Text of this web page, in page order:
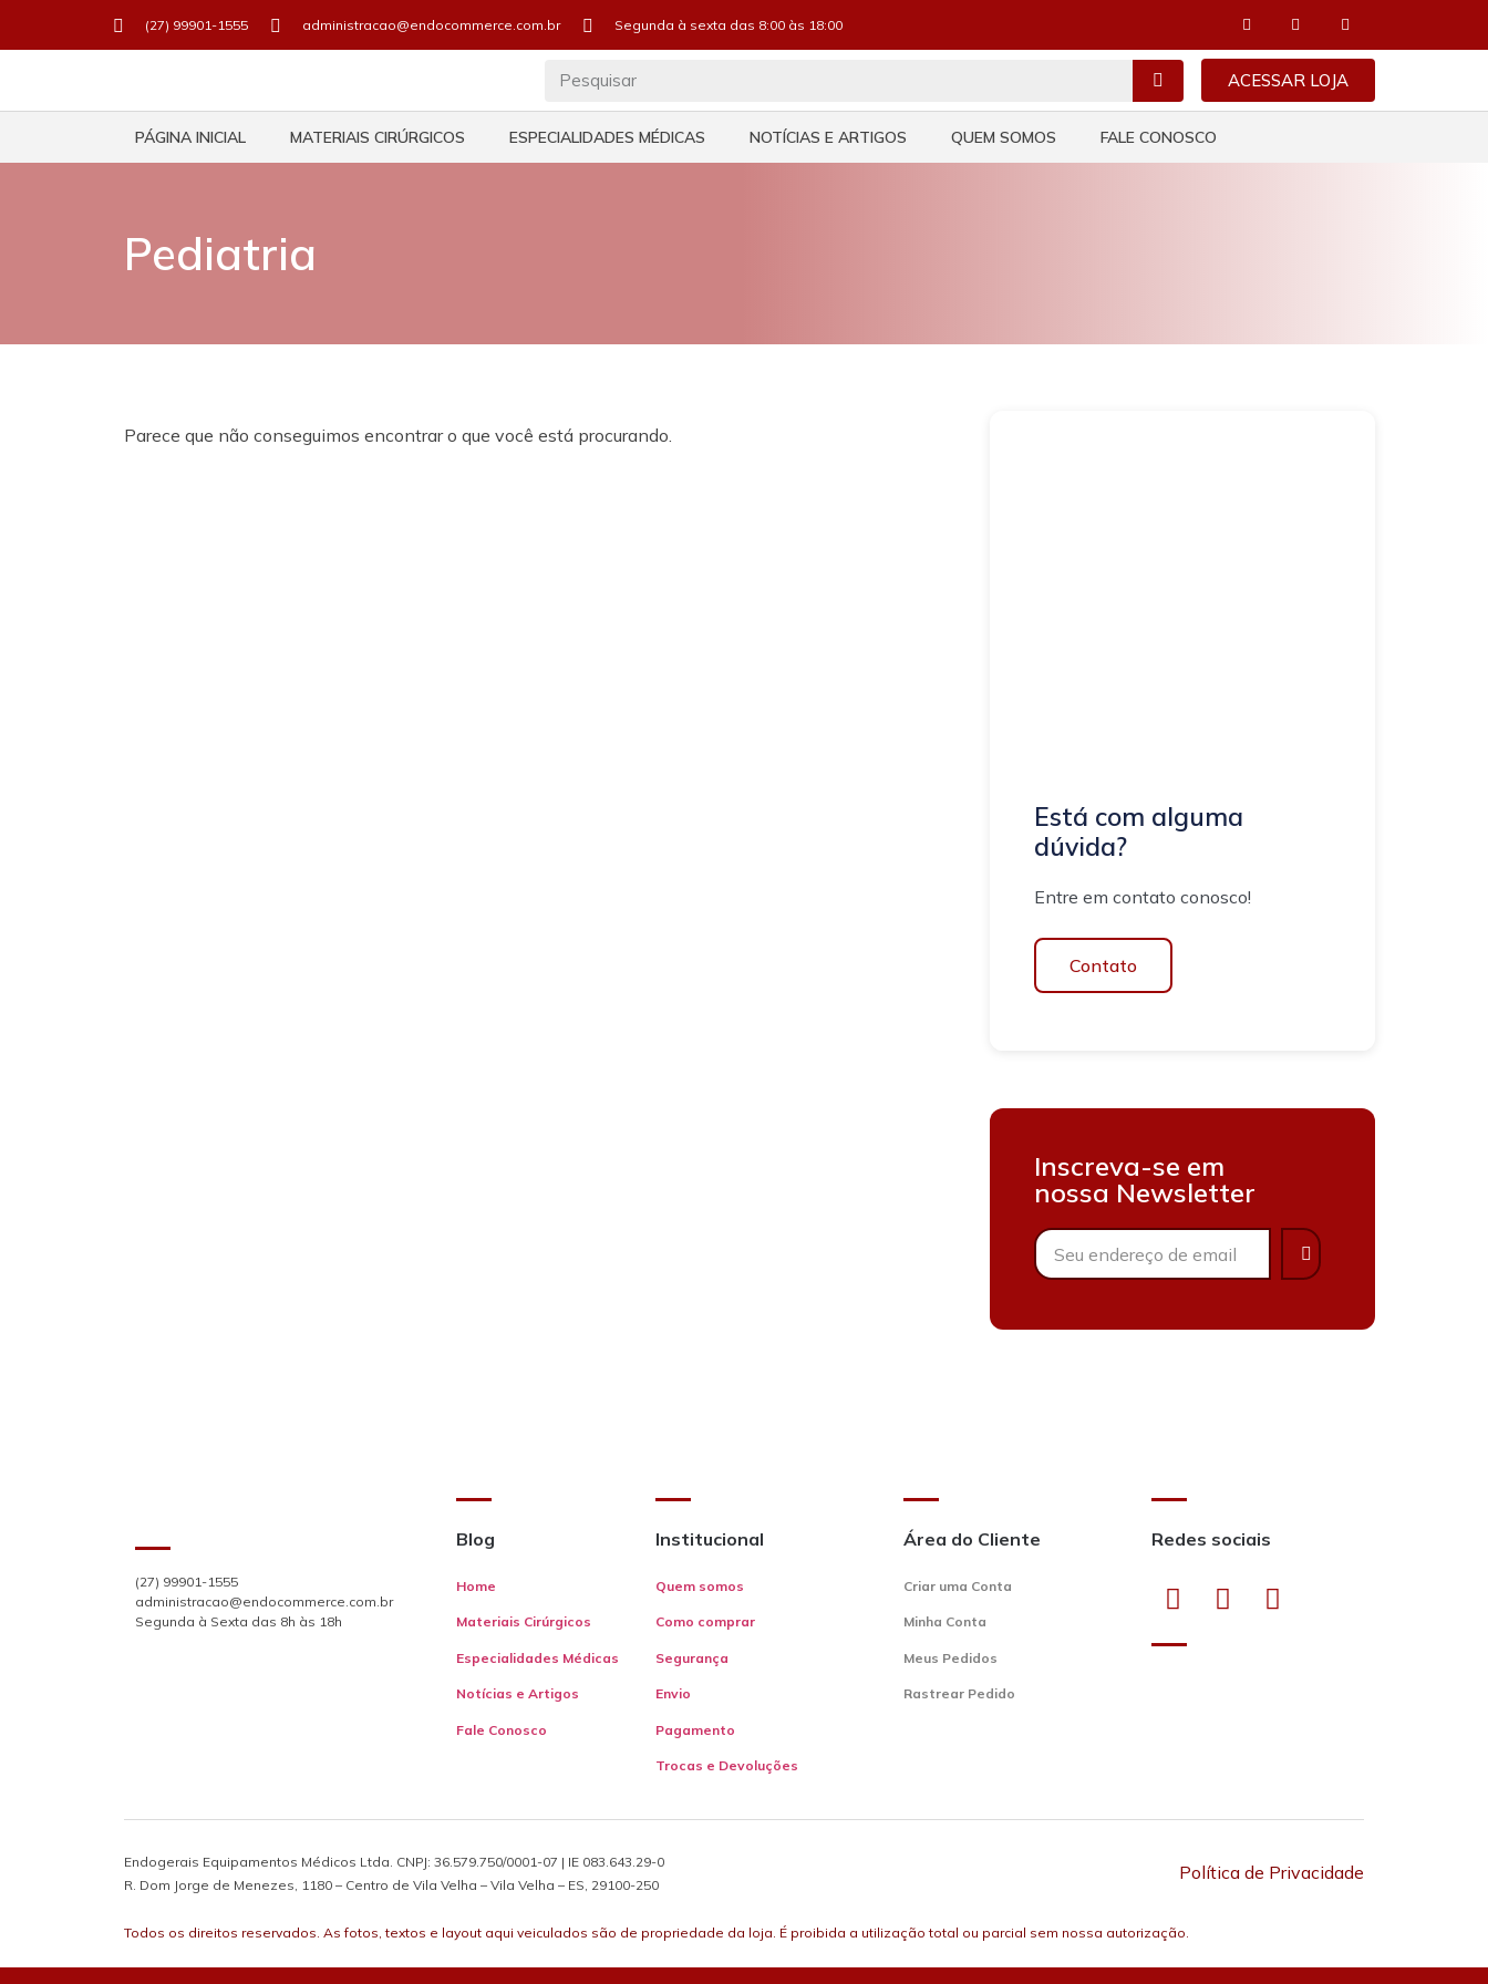
(27) 99901-1555 administracao@endocommerce.com.br Segunda à sexta das 8:00 às 18:00
ACESSAR LOJA
PÁGINA INICIAL MATERIAIS CIRÚRGICOS ESPECIALIDADES MÉDICAS NOTÍCIAS E ARTIGOS QUEM SOMOS FALE CONOSCO
Pediatria
Parece que não conseguimos encontrar o que você está procurando.
Está com alguma
dúvida?
Entre em contato conosco!
Contato
Inscreva-se em
nossa Newsletter
(27) 99901-1555
administracao@endocommerce.com.br
Segunda à Sexta das 8h às 18h
Blog
Home
Materiais Cirúrgicos
Especialidades Médicas
Notícias e Artigos
Fale Conosco
Institucional
Quem somos
Como comprar
Segurança
Envio
Pagamento
Trocas e Devoluções
Área do Cliente
Criar uma Conta
Minha Conta
Meus Pedidos
Rastrear Pedido
Redes sociais
Endogerais Equipamentos Médicos Ltda. CNPJ: 36.579.750/0001-07 | IE 083.643.29-0
R. Dom Jorge de Menezes, 1180 – Centro de Vila Velha – Vila Velha – ES, 29100-250
Política de Privacidade
Todos os direitos reservados. As fotos, textos e layout aqui veiculados são de propriedade da loja. É proibida a utilização total ou parcial sem nossa autorização.